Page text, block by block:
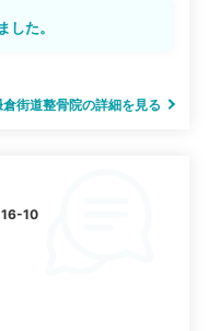
した。
倉街道整骨院の詳細を見る
16-10